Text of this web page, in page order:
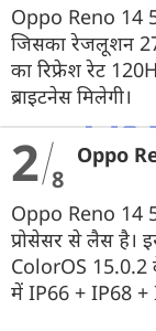
Oppo Reno 14
जिसका रेजलूशन
का रिफ्रेश रेट
ब्राइटनेस मिलेगी।
2 8
Oppo
Oppo Reno 14
प्रोसेसर से लैस है।
ColorOS 15.0.2
में IP66 + IP68 +